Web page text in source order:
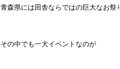
青森県には田舎ならではの巨大なお祭
その中でも一大イベントなのが